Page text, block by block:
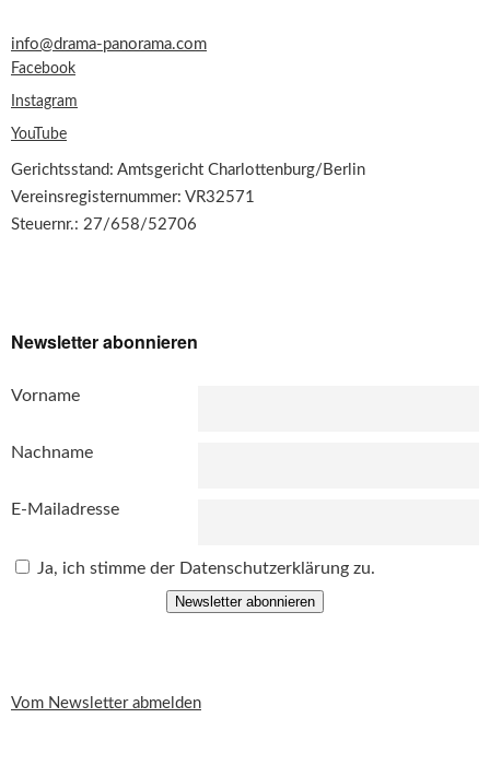
info@drama-panorama.com
Facebook
Instagram
YouTube
Gerichtsstand: Amtsgericht Charlottenburg/Berlin
Vereinsregisternummer: VR32571
Steuernr.: 27/658/52706
Newsletter abonnieren
Vorname
Nachname
E-Mailadresse
Ja, ich stimme der Datenschutzerklärung zu.
Newsletter abonnieren
Vom Newsletter abmelden